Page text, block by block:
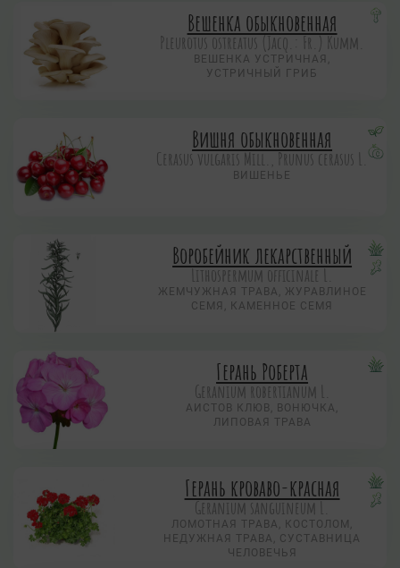
Вешенка обыкновенная
Pleurotus ostreatus (Jacq.: Fr.) Kumm.
ВЕШЕНКА УСТРИЧНАЯ,
УСТРИЧНЫЙ ГРИБ
Вишня обыкновенная
Cerasus vulgaris Mill., Prunus cerasus L.
ВИШЕНЬЕ
Воробейник лекарственный
Lithospermum officinale L.
ЖЕМЧУЖНАЯ ТРАВА, ЖУРАВЛИНОЕ
СЕМЯ, КАМЕННОЕ СЕМЯ
Герань Роберта
Geranium robertianum L.
АИСТОВ КЛЮВ, ВОНЮЧКА,
ЛИПОВАЯ ТРАВА
Герань кроваво-красная
Geranium sanguineum L.
ЛОМОТНАЯ ТРАВА, КОСТОЛОМ,
НЕДУЖНАЯ ТРАВА, СУСТАВНИЦА
ЧЕЛОВЕЧЬЯ